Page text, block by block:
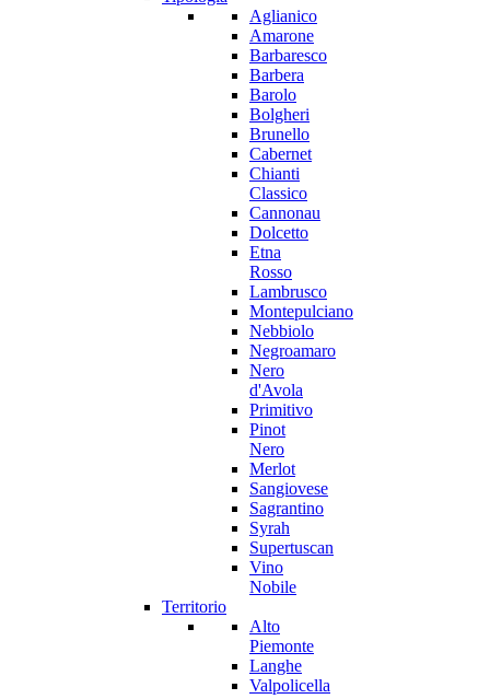
Aglianico
Amarone
Barbaresco
Barbera
Barolo
Bolgheri
Brunello
Cabernet
Chianti
Classico
Cannonau
Dolcetto
Etna
Rosso
Lambrusco
Montepulciano
Nebbiolo
Negroamaro
Nero
d'Avola
Primitivo
Pinot
Nero
Merlot
Sangiovese
Sagrantino
Syrah
Supertuscan
Vino
Nobile
Territorio
Alto
Piemonte
Langhe
Valpolicella